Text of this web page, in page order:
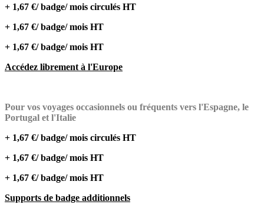
+ 1,67 €/ badge/ mois circulés HT
+ 1,67 €/ badge/ mois HT
+ 1,67 €/ badge/ mois HT
Accédez librement à l'Europe
Pour vos voyages occasionnels ou fréquents vers l'Espagne, le
Portugal et l'Italie
+ 1,67 €/ badge/ mois circulés HT
+ 1,67 €/ badge/ mois HT
+ 1,67 €/ badge/ mois HT
Supports de badge additionnels